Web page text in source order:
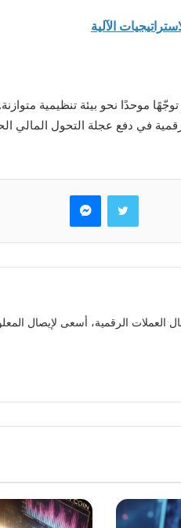
موحدًا نحو بيئة تنظيمية
في دفع عجلة التحول المالي
تويتر ماسنجر
الرقمية، أسعى لإيصال